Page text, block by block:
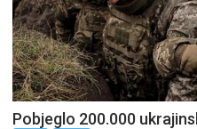
Pobjeglo 200.000